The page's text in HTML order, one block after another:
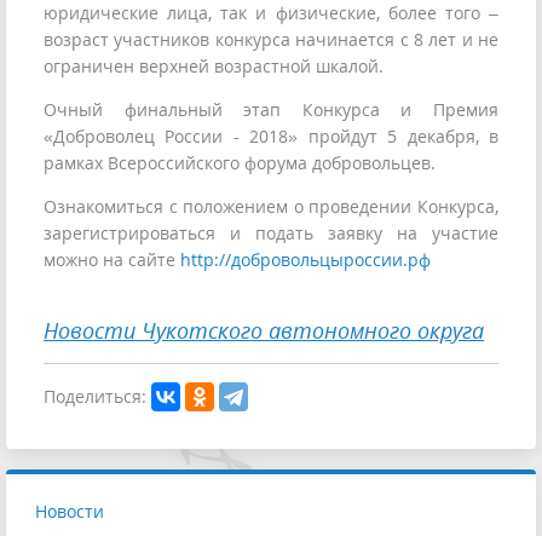
юридические лица, так и физические, более того –
возраст участников конкурса начинается с 8 лет и не
ограничен верхней возрастной шкалой.
Очный финальный этап Конкурса и Премия
«Доброволец России - 2018» пройдут 5 декабря, в
рамках Всероссийского форума добровольцев.
Ознакомиться с положением о проведении Конкурса,
зарегистрироваться и подать заявку на участие
можно на сайте http://добровольцыроссии.рф
Новости Чукотского автономного округа
Поделиться:
Новости